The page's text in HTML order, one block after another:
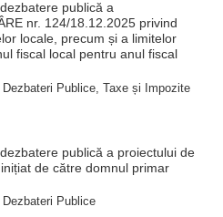
publică a
nr. 124/18.12.2025 privind
locale, precum și a limitelor
fiscal local pentru anul fiscal
Dezbateri Publice, Taxe și Impozite
publică a proiectului de
de către domnul primar
Dezbateri Publice